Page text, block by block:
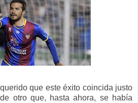
que este éxito coincida justo
otro que, hasta ahora, se había